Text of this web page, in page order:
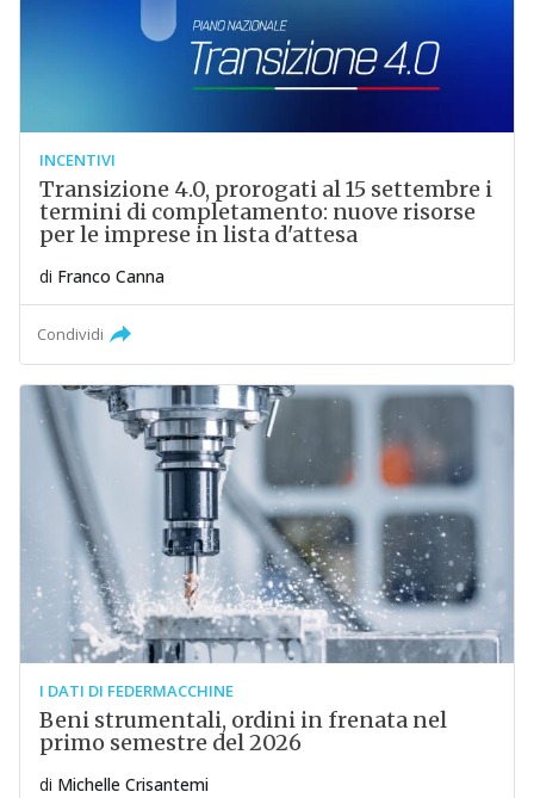
INCENTIVI
Transizione 4.0, prorogati al 15 settembre i
termini di completamento: nuove risorse
per le imprese in lista d'attesa
di Franco Canna
Condividi
I DATI DI FEDERMACCHINE
Beni strumentali, ordini in frenata nel
primo semestre del 2026
di Michelle Crisantemi